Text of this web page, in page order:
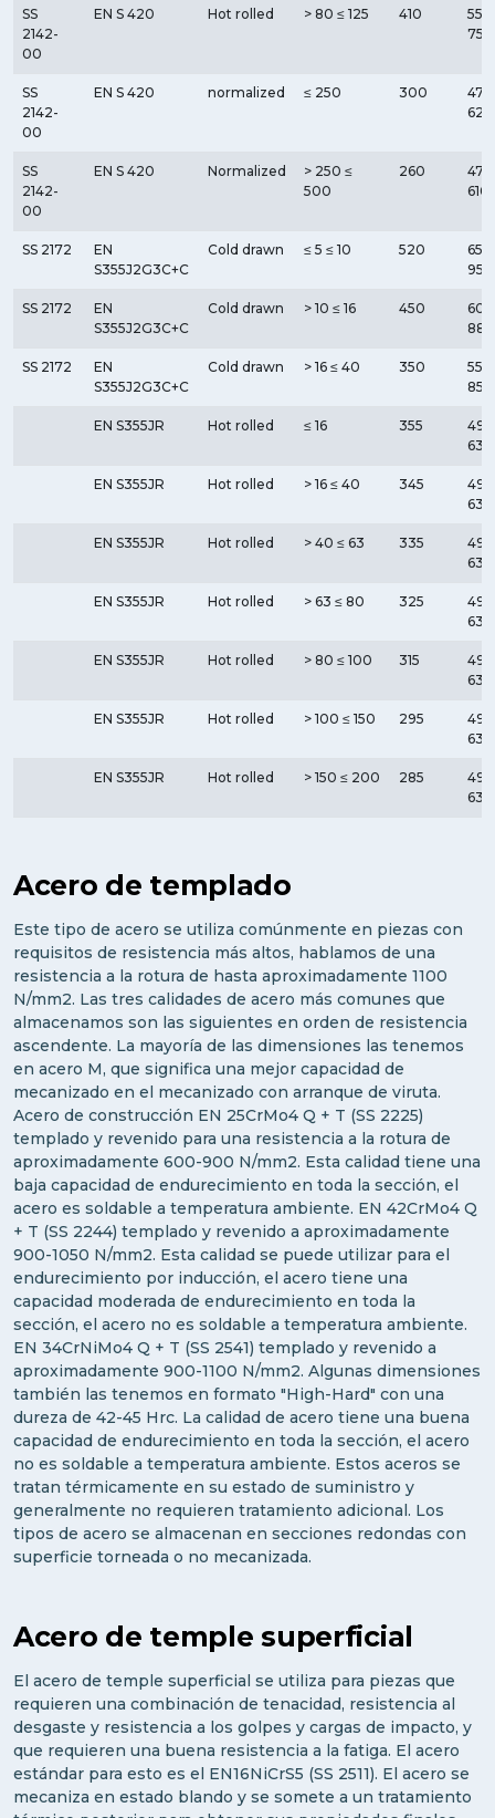
SS
2142-
00
EN S 420 Hot rolled > 80 ≤ 125 410
750
SS
2142-
00
EN S 420 normalized ≤ 250 300
620
SS
2142-
00
EN S 420 Normalized
> 250 ≤
500
260
610
SS 2172
EN
S355J2G3C+C
Cold drawn ≤ 5 ≤ 10 520
950
SS 2172
EN
S355J2G3C+C
Cold drawn > 10 ≤ 16 450
880
SS 2172
EN
S355J2G3C+C
Cold drawn > 16 ≤ 40 350
850
EN S355JR Hot rolled ≤ 16 355
630
EN S355JR Hot rolled > 16 ≤ 40 345
630
EN S355JR Hot rolled > 40 ≤ 63 335
630
EN S355JR Hot rolled > 63 ≤ 80 325
630
EN S355JR Hot rolled > 80 ≤ 100 315
630
EN S355JR Hot rolled > 100 ≤ 150 295
630
EN S355JR Hot rolled > 150 ≤ 200 285
630
Acero de templado
Este tipo de acero se utiliza comúnmente en piezas con
requisitos de resistencia más altos, hablamos de una
resistencia a la rotura de hasta aproximadamente 1100
N/mm2. Las tres calidades de acero más comunes que
almacenamos son las siguientes en orden de resistencia
ascendente. La mayoría de las dimensiones las tenemos
en acero M, que significa una mejor capacidad de
mecanizado en el mecanizado con arranque de viruta.
Acero de construcción EN 25CrMo4 Q + T (SS 2225)
templado y revenido para una resistencia a la rotura de
aproximadamente 600-900 N/mm2. Esta calidad tiene una
baja capacidad de endurecimiento en toda la sección, el
acero es soldable a temperatura ambiente. EN 42CrMo4 Q
+ T (SS 2244) templado y revenido a aproximadamente
900-1050 N/mm2. Esta calidad se puede utilizar para el
endurecimiento por inducción, el acero tiene una
capacidad moderada de endurecimiento en toda la
sección, el acero no es soldable a temperatura ambiente.
EN 34CrNiMo4 Q + T (SS 2541) templado y revenido a
aproximadamente 900-1100 N/mm2. Algunas dimensiones
también las tenemos en formato "High-Hard" con una
dureza de 42-45 Hrc. La calidad de acero tiene una buena
capacidad de endurecimiento en toda la sección, el acero
no es soldable a temperatura ambiente. Estos aceros se
tratan térmicamente en su estado de suministro y
generalmente no requieren tratamiento adicional. Los
tipos de acero se almacenan en secciones redondas con
superficie torneada o no mecanizada.
Acero de temple superficial
El acero de temple superficial se utiliza para piezas que
requieren una combinación de tenacidad, resistencia al
desgaste y resistencia a los golpes y cargas de impacto, y
que requieren una buena resistencia a la fatiga. El acero
estándar para esto es el EN16NiCrS5 (SS 2511). El acero se
mecaniza en estado blando y se somete a un tratamiento